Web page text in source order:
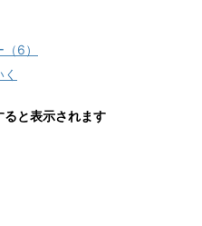
6）
と表示されます